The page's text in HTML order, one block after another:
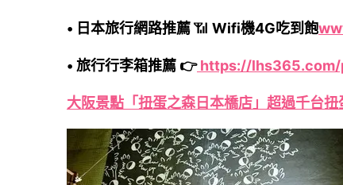
• 日本旅行網路推薦📶 Wifi機4G吃到飽
• 旅行行李箱推薦 👉https://lhs365.com/
大阪景點「扭蛋之森日本橋店」超過千台